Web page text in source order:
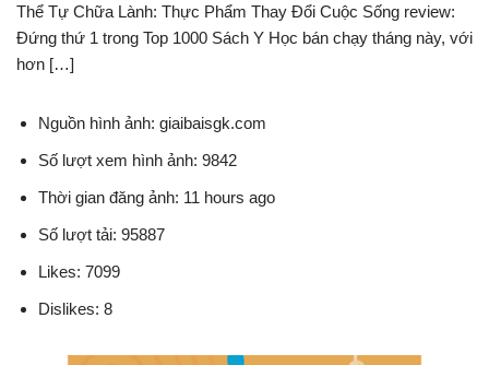
Thể Tự Chữa Lành: Thực Phẩm Thay Đổi Cuộc Sống review:
Đứng thứ 1 trong Top 1000 Sách Y Học bán chạy tháng này, với
hơn […]
Nguồn hình ảnh: giaibaisgk.com
Số lượt xem hình ảnh: 9842
Thời gian đăng ảnh: 11 hours ago
Số lượt tải: 95887
Likes: 7099
Dislikes: 8